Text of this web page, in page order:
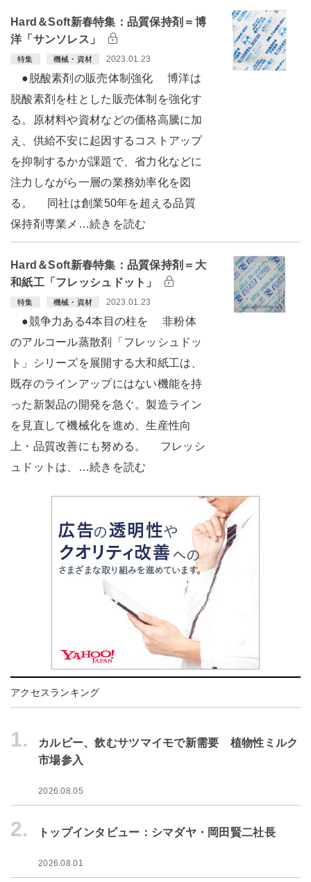
Hard＆Soft新春特集：品質保持剤＝博
洋「サンソレス」
特集 機械・資材 2023.01.23
●脱酸素剤の販売体制強化 博洋は
脱酸素剤を柱とした販売体制を強化す
る。原材料や資材などの価格高騰に加
え、供給不安に起因するコストアップ
を抑制するかが課題で、省力化などに
注力しながら一層の業務効率化を図
る。 同社は創業50年を超える品質
保持剤専業メ…続きを読む
Hard＆Soft新春特集：品質保持剤＝大
和紙工「フレッシュドット」
特集 機械・資材 2023.01.23
●競争力ある4本目の柱を 非粉体
のアルコール蒸散剤「フレッシュドッ
ト」シリーズを展開する大和紙工は、
既存のラインアップにはない機能を持
った新製品の開発を急ぐ。製造ライン
を見直して機械化を進め、生産性向
上・品質改善にも努める。 フレッシ
ュドットは、…続きを読む
アクセスランキング
1.
カルビー、飲むサツマイモで新需要 植物性ミルク
市場参入
2026.08.05
2. トップインタビュー：シマダヤ・岡田賢二社長
2026.08.01